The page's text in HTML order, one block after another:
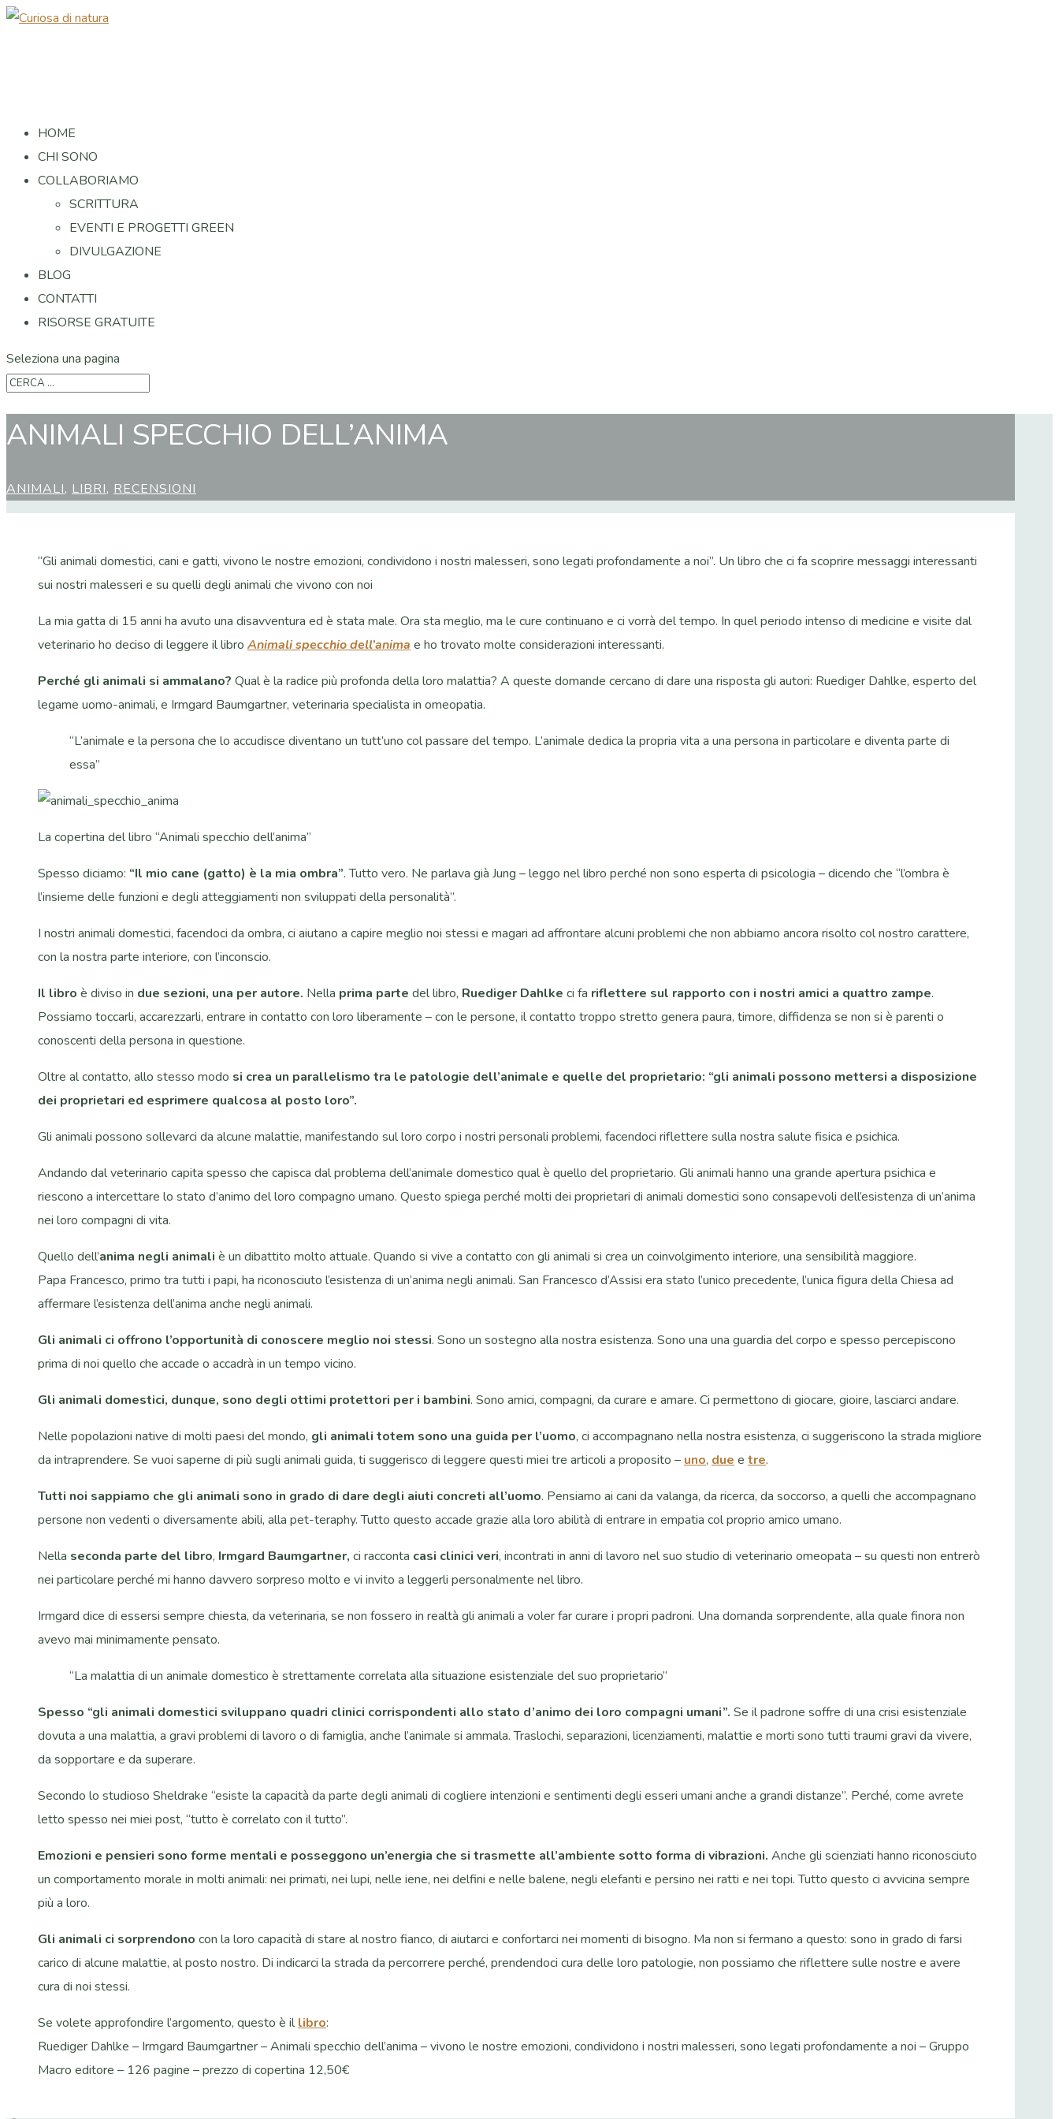
HOME
CHI SONO
COLLABORIAMO
SCRITTURA
EVENTI E PROGETTI GREEN
DIVULGAZIONE
BLOG
CONTATTI
RISORSE GRATUITE
Seleziona una pagina
ANIMALI SPECCHIO DELL’ANIMA
ANIMALI, LIBRI, RECENSIONI
“Gli animali domestici, cani e gatti, vivono le nostre emozioni, condividono i nostri malesseri, sono legati profondamente a noi”. Un libro che ci fa scoprire messaggi interessanti
sui nostri malesseri e su quelli degli animali che vivono con noi
La mia gatta di 15 anni ha avuto una disavventura ed è stata male. Ora sta meglio, ma le cure continuano e ci vorrà del tempo. In quel periodo intenso di medicine e visite dal
veterinario ho deciso di leggere il libro Animali specchio dell’anima e ho trovato molte considerazioni interessanti.
Perché gli animali si ammalano? Qual è la radice più profonda della loro malattia? A queste domande cercano di dare una risposta gli autori: Ruediger Dahlke, esperto del
legame uomo-animali, e Irmgard Baumgartner, veterinaria specialista in omeopatia.
“L’animale e la persona che lo accudisce diventano un tutt’uno col passare del tempo. L’animale dedica la propria vita a una persona in particolare e diventa parte di
essa”
La copertina del libro “Animali specchio dell’anima”
Spesso diciamo: “Il mio cane (gatto) è la mia ombra”. Tutto vero. Ne parlava già Jung – leggo nel libro perché non sono esperta di psicologia – dicendo che “l’ombra è
l’insieme delle funzioni e degli atteggiamenti non sviluppati della personalità”.
I nostri animali domestici, facendoci da ombra, ci aiutano a capire meglio noi stessi e magari ad affrontare alcuni problemi che non abbiamo ancora risolto col nostro carattere,
con la nostra parte interiore, con l’inconscio.
Il libro è diviso in due sezioni, una per autore. Nella prima parte del libro, Ruediger Dahlke ci fa riflettere sul rapporto con i nostri amici a quattro zampe.
Possiamo toccarli, accarezzarli, entrare in contatto con loro liberamente – con le persone, il contatto troppo stretto genera paura, timore, diffidenza se non si è parenti o
conoscenti della persona in questione.
Oltre al contatto, allo stesso modo si crea un parallelismo tra le patologie dell’animale e quelle del proprietario: “gli animali possono mettersi a disposizione
dei proprietari ed esprimere qualcosa al posto loro”.
Gli animali possono sollevarci da alcune malattie, manifestando sul loro corpo i nostri personali problemi, facendoci riflettere sulla nostra salute fisica e psichica.
Andando dal veterinario capita spesso che capisca dal problema dell’animale domestico qual è quello del proprietario. Gli animali hanno una grande apertura psichica e
riescono a intercettare lo stato d’animo del loro compagno umano. Questo spiega perché molti dei proprietari di animali domestici sono consapevoli dell’esistenza di un’anima
nei loro compagni di vita.
Quello dell’anima negli animali è un dibattito molto attuale. Quando si vive a contatto con gli animali si crea un coinvolgimento interiore, una sensibilità maggiore.
Papa Francesco, primo tra tutti i papi, ha riconosciuto l’esistenza di un’anima negli animali. San Francesco d’Assisi era stato l’unico precedente, l’unica figura della Chiesa ad
affermare l’esistenza dell’anima anche negli animali.
Gli animali ci offrono l’opportunità di conoscere meglio noi stessi. Sono un sostegno alla nostra esistenza. Sono una una guardia del corpo e spesso percepiscono
prima di noi quello che accade o accadrà in un tempo vicino.
Gli animali domestici, dunque, sono degli ottimi protettori per i bambini. Sono amici, compagni, da curare e amare. Ci permettono di giocare, gioire, lasciarci andare.
Nelle popolazioni native di molti paesi del mondo, gli animali totem sono una guida per l’uomo, ci accompagnano nella nostra esistenza, ci suggeriscono la strada migliore
da intraprendere. Se vuoi saperne di più sugli animali guida, ti suggerisco di leggere questi miei tre articoli a proposito – uno, due e tre.
Tutti noi sappiamo che gli animali sono in grado di dare degli aiuti concreti all’uomo. Pensiamo ai cani da valanga, da ricerca, da soccorso, a quelli che accompagnano
persone non vedenti o diversamente abili, alla pet-teraphy. Tutto questo accade grazie alla loro abilità di entrare in empatia col proprio amico umano.
Nella seconda parte del libro, Irmgard Baumgartner, ci racconta casi clinici veri, incontrati in anni di lavoro nel suo studio di veterinario omeopata – su questi non entrerò
nei particolare perché mi hanno davvero sorpreso molto e vi invito a leggerli personalmente nel libro.
Irmgard dice di essersi sempre chiesta, da veterinaria, se non fossero in realtà gli animali a voler far curare i propri padroni. Una domanda sorprendente, alla quale finora non
avevo mai minimamente pensato.
“La malattia di un animale domestico è strettamente correlata alla situazione esistenziale del suo proprietario”
Spesso “gli animali domestici sviluppano quadri clinici corrispondenti allo stato d’animo dei loro compagni umani”. Se il padrone soffre di una crisi esistenziale
dovuta a una malattia, a gravi problemi di lavoro o di famiglia, anche l’animale si ammala. Traslochi, separazioni, licenziamenti, malattie e morti sono tutti traumi gravi da vivere,
da sopportare e da superare.
Secondo lo studioso Sheldrake “esiste la capacità da parte degli animali di cogliere intenzioni e sentimenti degli esseri umani anche a grandi distanze”. Perché, come avrete
letto spesso nei miei post, “tutto è correlato con il tutto”.
Emozioni e pensieri sono forme mentali e posseggono un’energia che si trasmette all’ambiente sotto forma di vibrazioni. Anche gli scienziati hanno riconosciuto
un comportamento morale in molti animali: nei primati, nei lupi, nelle iene, nei delfini e nelle balene, negli elefanti e persino nei ratti e nei topi. Tutto questo ci avvicina sempre
più a loro.
Gli animali ci sorprendono con la loro capacità di stare al nostro fianco, di aiutarci e confortarci nei momenti di bisogno. Ma non si fermano a questo: sono in grado di farsi
carico di alcune malattie, al posto nostro. Di indicarci la strada da percorrere perché, prendendoci cura delle loro patologie, non possiamo che riflettere sulle nostre e avere
cura di noi stessi.
Se volete approfondire l’argomento, questo è illibro:
Ruediger Dahlke – Irmgard Baumgartner – Animali specchio dell’anima – vivono le nostre emozioni, condividono i nostri malesseri, sono legati profondamente a noi – Gruppo
Macro editore – 126 pagine – prezzo di copertina 12,50€